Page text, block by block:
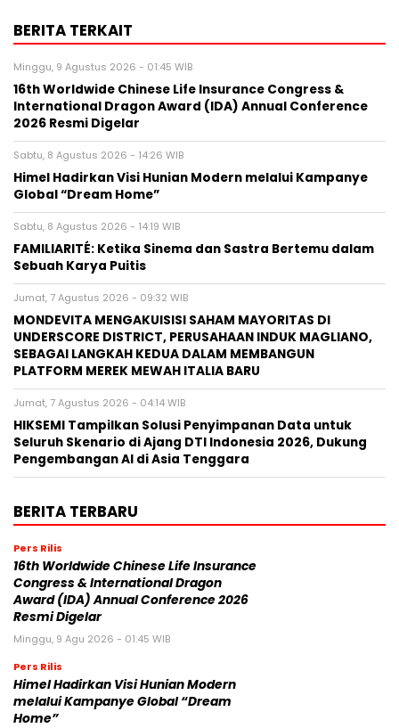
BERITA TERKAIT
Minggu, 9 Agustus 2026 - 01:45 WIB
16th Worldwide Chinese Life Insurance Congress &
International Dragon Award (IDA) Annual Conference
2026 Resmi Digelar
Sabtu, 8 Agustus 2026 - 14:26 WIB
Himel Hadirkan Visi Hunian Modern melalui Kampanye
Global “Dream Home”
Sabtu, 8 Agustus 2026 - 14:19 WIB
FAMILIARITÉ: Ketika Sinema dan Sastra Bertemu dalam
Sebuah Karya Puitis
Jumat, 7 Agustus 2026 - 09:32 WIB
MONDEVITA MENGAKUISISI SAHAM MAYORITAS DI
UNDERSCORE DISTRICT, PERUSAHAAN INDUK MAGLIANO,
SEBAGAI LANGKAH KEDUA DALAM MEMBANGUN
PLATFORM MEREK MEWAH ITALIA BARU
Jumat, 7 Agustus 2026 - 04:14 WIB
HIKSEMI Tampilkan Solusi Penyimpanan Data untuk
Seluruh Skenario di Ajang DTI Indonesia 2026, Dukung
Pengembangan AI di Asia Tenggara
BERITA TERBARU
Pers Rilis
16th Worldwide Chinese Life Insurance
Congress & International Dragon
Award (IDA) Annual Conference 2026
Resmi Digelar
Minggu, 9 Agu 2026 - 01:45 WIB
Pers Rilis
Himel Hadirkan Visi Hunian Modern
melalui Kampanye Global “Dream
Home”